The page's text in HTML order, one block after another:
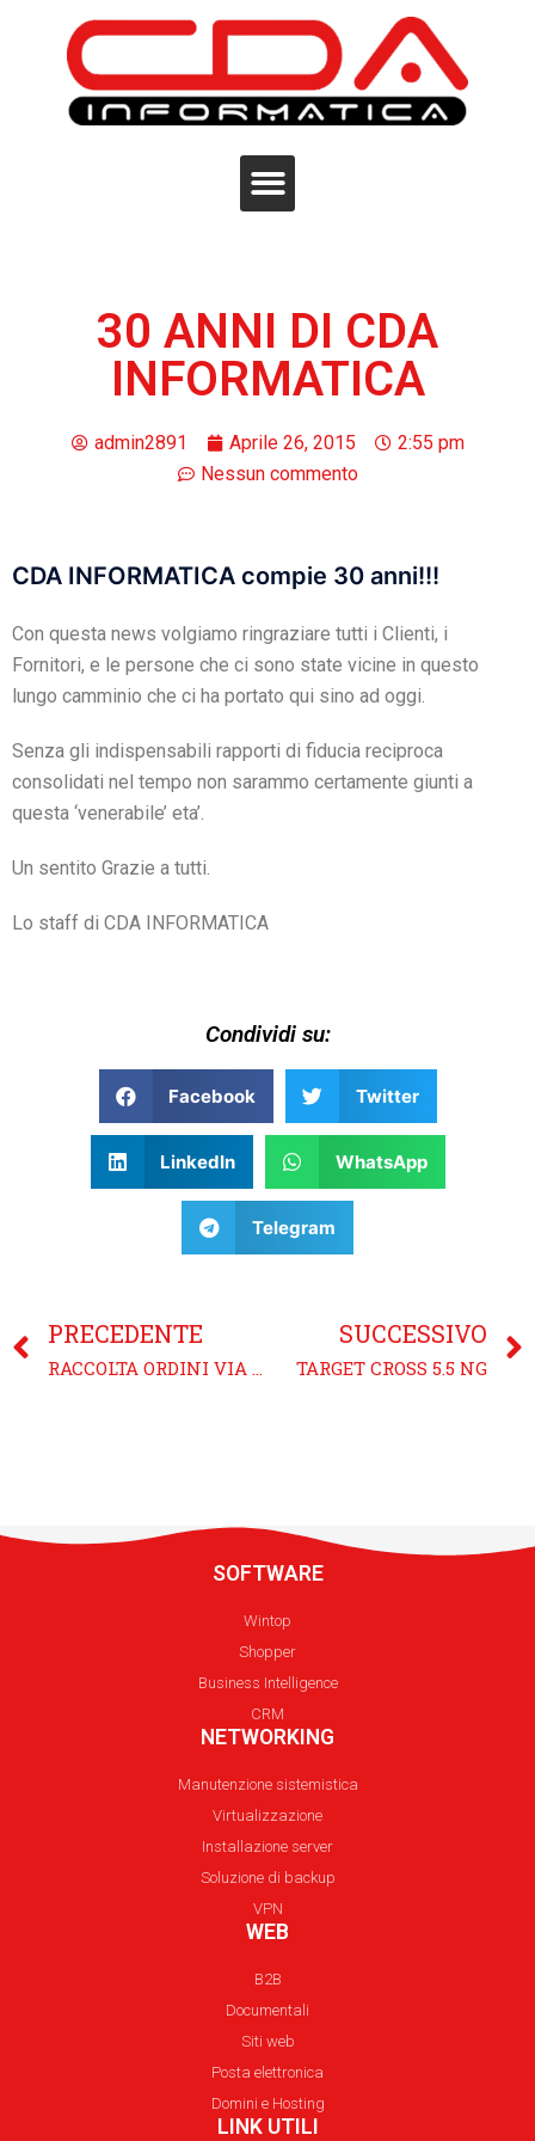
30 ANNI DI CDA
INFORMATICA
admin2891 Aprile 26, 2015
2:55 pm
Nessun commento
CDA INFORMATICA compie 30 anni!!!
Con questa news volgiamo ringraziare tutti i Clienti, i
Fornitori, e le persone che ci sono state vicine in questo
lungo camminio che ci ha portato qui sino ad oggi.
Senza gli indispensabili rapporti di fiducia reciproca
consolidati nel tempo non sarammo certamente giunti a
questa ‘venerabile’ eta’.
Un sentito Grazie a tutti.
Lo staff di CDA INFORMATICA
Condividi su:
Facebook Twitter
LinkedIn WhatsApp
Telegram
PRECEDENTE
RACCOLTA ORDINI VIA TABLET
SUCCESSIVO
TARGET CROSS 5.5 NG
SOFTWARE
Wintop
Shopper
Business Intelligence
CRM
NETWORKING
Manutenzione sistemistica
Virtualizzazione
Installazione server
Soluzione di backup
VPN
WEB
B2B
Documentali
Siti web
Posta elettronica
Domini e Hosting
LINK UTILI